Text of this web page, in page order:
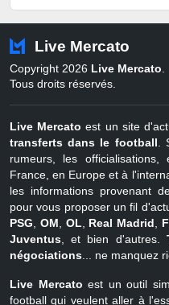
Belgique
Live Mercato
Copyright 2026 Live Mercato.
Tous droits réservés.
Live Mercato est un site
transferts dans le football.
rumeurs, les
France, en Europe et à
les informations provenant
pour vous proposer un fil
PSG, OM, OL, Real Madrid,
Juventus, et bien d'autres.
négociations... ne manquez
Live Mercato est un outil
football qui veulent aller à